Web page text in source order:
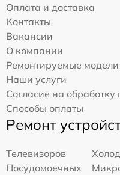
Оплата и доставка
Контакты
Вакансии
О компании
Ремонтируемые модели
Наши услуги
Согласие на
Способы оплаты
Ремонт
Телевизоров
Посудомоечных